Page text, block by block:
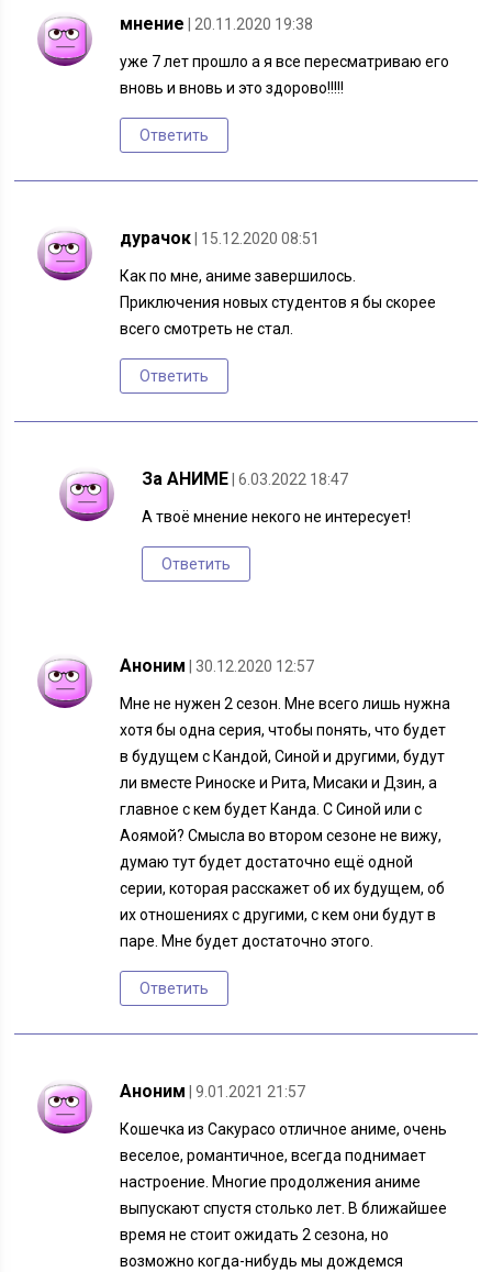
мнение | 20.11.2020 19:38
уже 7 лет прошло а я все пересматриваю его
вновь и вновь и это здорово!!!!!
Ответить
дурачок | 15.12.2020 08:51
Как по мне, аниме завершилось.
Приключения новых студентов я бы скорее
всего смотреть не стал.
Ответить
За АНИМЕ | 6.03.2022 18:47
А твоё мнение некого не интересует!
Ответить
Аноним | 30.12.2020 12:57
Мне не нужен 2 сезон. Мне всего лишь нужна
хотя бы одна серия, чтобы понять, что будет
в будущем с Кандой, Синой и другими, будут
ли вместе Риноске и Рита, Мисаки и Дзин, а
главное с кем будет Канда. С Синой или с
Аоямой? Смысла во втором сезоне не вижу,
думаю тут будет достаточно ещё одной
серии, которая расскажет об их будущем, об
их отношениях с другими, с кем они будут в
паре. Мне будет достаточно этого.
Ответить
Аноним | 9.01.2021 21:57
Кошечка из Сакурасо отличное аниме, очень
веселое, романтичное, всегда поднимает
настроение. Многие продолжения аниме
выпускают спустя столько лет. В ближайшее
время не стоит ожидать 2 сезона, но
возможно когда-нибудь мы дождемся